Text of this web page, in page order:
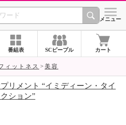
CHANNEL シメニュー
番組表 SCピープル カート
ィットネス 美容
リメント “イミディーン・タイ
ション”